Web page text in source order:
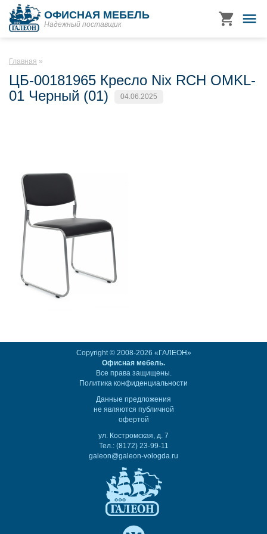
ОФИСНАЯ МЕБЕЛЬ
Надежный поставщик
Главная
ЦБ-00181965 Кресло Nix RCH OMKL-
01 Черный (01)
04.06.2025
Copyright © 2008-2026 «ГАЛЕОН»
Офисная мебель.
Все права защищены.
Политика конфиденциальности
Данные предложения
не являются публичной
офертой
ул. Костромская, д. 7
Тел.: (8172) 23-99-11
galeon@galeon-vologda.ru